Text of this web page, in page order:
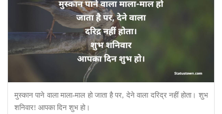
मुस्कान पाने वाला माला-माल हो जाता है पर, देने वाला दरिद्र नहीं होता। शुभ
शनिवार! आपका दिन शुभ हो।